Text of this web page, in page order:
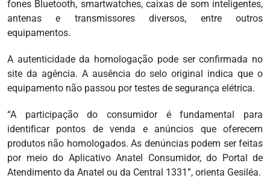
fones Bluetooth, smartwatches, caixas de som inteligentes,
antenas e transmissores diversos, entre outros
equipamentos.
A autenticidade da homologação pode ser confirmada no
site da agência. A ausência do selo original indica que o
equipamento não passou por testes de segurança elétrica.
“A participação do consumidor é fundamental para
identificar pontos de venda e anúncios que oferecem
produtos não homologados. As denúncias podem ser feitas
por meio do Aplicativo Anatel Consumidor, do Portal de
Atendimento da Anatel ou da Central 1331”, orienta Gesiléa.